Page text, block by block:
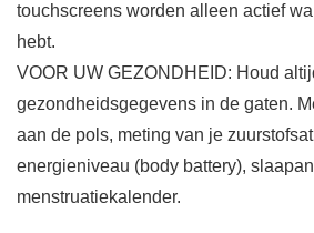
touchscreens worden alleen actief
hebt.
VOOR UW GEZONDHEID: Houd
gezondheidsgegevens in de gaten.
aan de pols, meting van je
energieniveau (body battery),
menstruatiekalender.